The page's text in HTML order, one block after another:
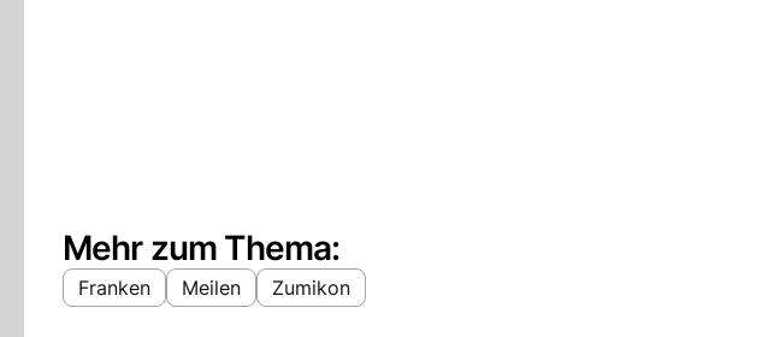
Mehr zum Thema:
Franken Meilen Zumikon